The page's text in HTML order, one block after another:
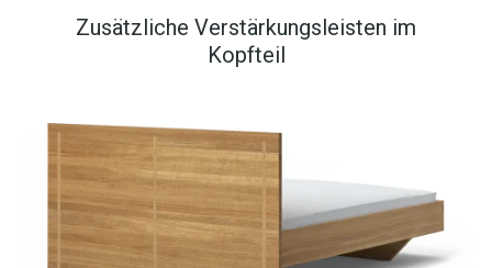
Zusätzliche Verstärkungsleisten im
Kopfteil